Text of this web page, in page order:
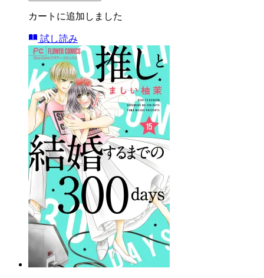
カートに追加しました
試し読み